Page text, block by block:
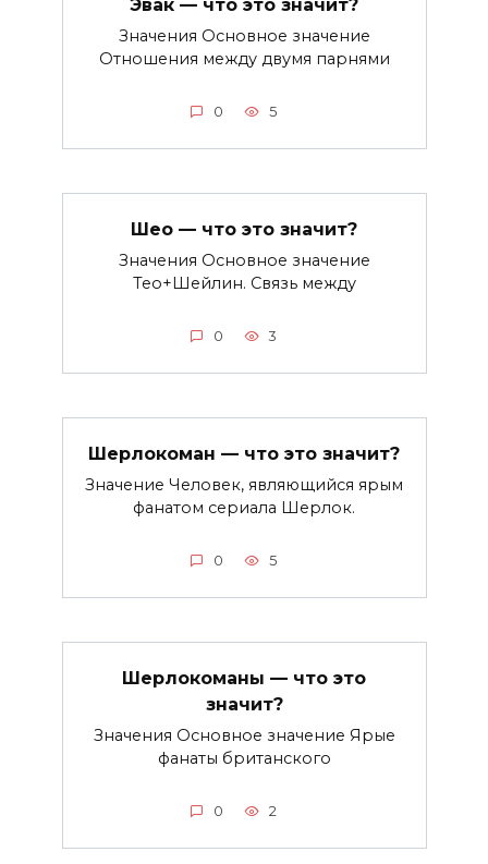
Значения Основное значение
Отношения между двумя парнями
0 5
Шео — что это значит?
Значения Основное значение
Тео+Шейлин. Связь между
0 3
Шерлокоман — что это значит?
Значение Человек, являющийся ярым
фанатом сериала Шерлок.
0 5
Шерлокоманы — что это
значит?
Значения Основное значение Ярые
фанаты британского
0 2